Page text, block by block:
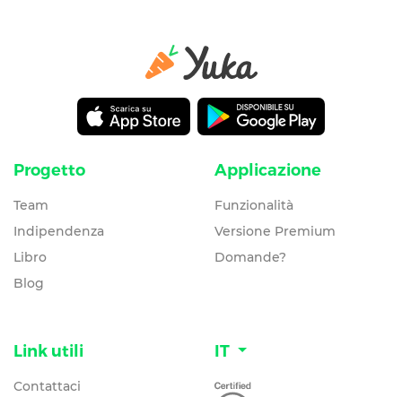
Progetto
Team
Indipendenza
Libro
Blog
Applicazione
Funzionalità
Versione Premium
Domande?
Link utili
Contattaci
IT